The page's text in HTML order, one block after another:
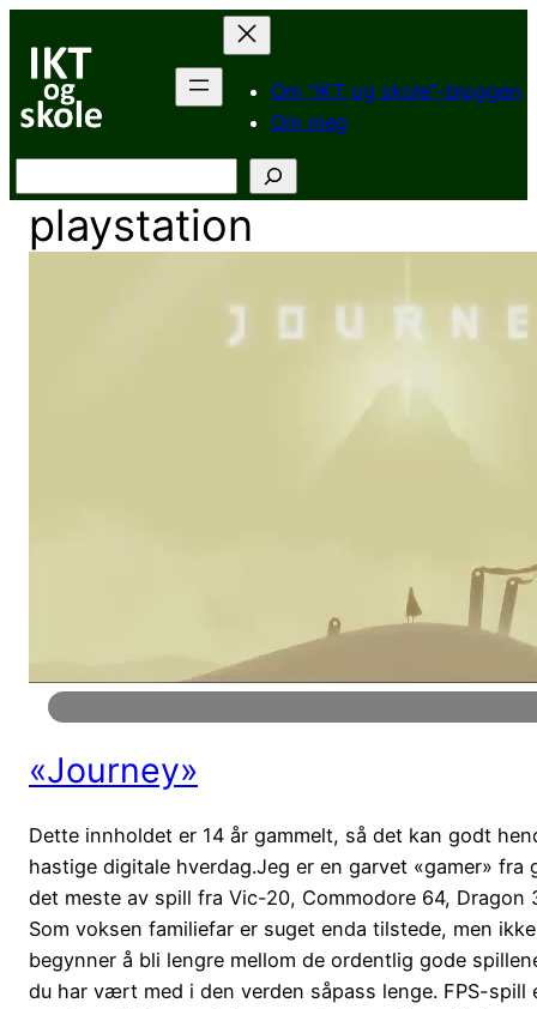
innhold
Om “IKT og skole”-bloggen
Om meg
playstation
«Journey»
Dette innholdet er 14 år gammelt, så det kan godt
hastige digitale hverdag.Jeg er en garvet «gamer» fra
det meste av spill fra Vic-20, Commodore 64, Dragon
Som voksen familiefar er suget enda tilstede, men
begynner å bli lengre mellom de ordentlig gode
du har vært med i den verden såpass lenge. FPS-spill